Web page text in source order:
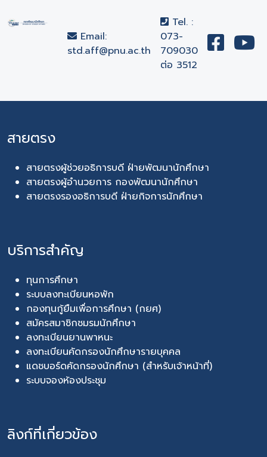
Email:
std.aff@pnu.ac.th
Tel. :
073-
709030
ต่อ 3512
สายตรง
สายตรงผู้ช่วยอธิการบดี ฝ่ายพัฒนานักศึกษา
สายตรงผู้อำนวยการ กองพัฒนานักศึกษา
สายตรงรองอธิการบดี ฝ่ายกิจการนักศึกษา
บริการสำคัญ
ทุนการศึกษา
ระบบลงทะเบียนหอพัก
กองทุนกู้ยืมเพื่อการศึกษา (กยศ)
สมัครสมาชิกชมรมนักศึกษา
ลงทะเบียนยานพาหนะ
ลงทะเบียนคัดกรองนักศึกษารายบุคคล
แดชบอร์ดคัดกรองนักศึกษา (สำหรับเจ้าหน้าที่)
ระบบจองห้องประชุม
ลิงก์ที่เกี่ยวข้อง